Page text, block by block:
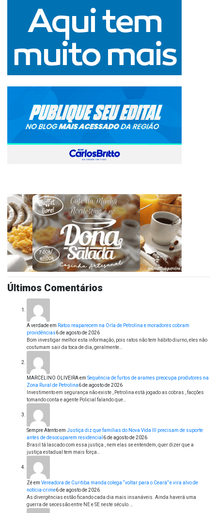
Últimos Comentários
A verdadeem Ratos reaparecem na Orla de Petrolina e moradores cobram
providências6 de agosto de 2026
Bom investigar melhor esta informação, pois ratos não tem hábito diurno, eles não
costumam sair da toca de dia, geralmente…
MARCELINO OLIVEIRAem Sequência de furtos de arames preocupa produtores na
Zona Rural de Petrolina6 de agosto de 2026
Investimento em segurança não existe , Petrolina está jogado as cobras , facções
tomando conta e agente Policial falando que…
Sempre Atentoem Justiça diz que famílias do Nova Vida III precisam de suporte
antes de desocuparem residencial 6 de agosto de 2026
Brasil tá lascado com essa justiça , nem elas se entendem, quer dizer que a
justiça estadual tem mais força…
Zéem Vereadora de Curitiba manda colega “voltar para o Ceará” e vira alvo de
notícia-crime6 de agosto de 2026
As divergências estão ficando cada dia mais insanáveis. Ainda haverá uma
guerra de secessão entre NE e SE neste século.…